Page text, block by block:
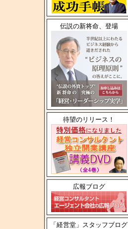
伝説の新将命、登場
待望のリリース！
広報ブログ
「経営堂」スタッフブログ